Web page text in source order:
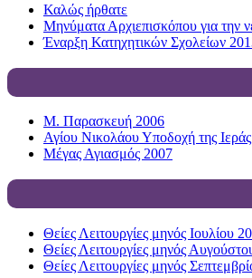
Καλώς ήρθατε
Μηνύματα Αρχιεπισκόπου για την
Έναρξη Κατηχητικών Σχολείων
Μ. Παρασκευή 2006
Αγίου Νικολάου Υποδοχή της
Μέγας Αγιασμός 2007
Θείες Λειτουργίες μηνός Ιουλίου
Θείες Λειτουργίες μηνός
Θείες Λειτουργίες μηνός